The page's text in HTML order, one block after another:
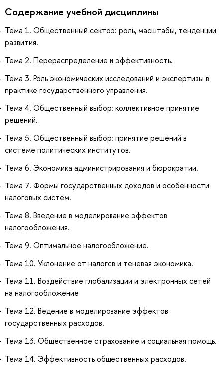
Содержание учебной дисциплины
Тема 1. Общественный сектор: роль, масштабы, тенденции
развития.
Тема 2. Перераспределение и эффективность.
Тема 3. Роль экономических исследований и экспертизы в
практике государственного управления.
Тема 4. Общественный выбор: коллективное принятие
решений.
Тема 5. Общественный выбор: принятие решений в
системе политических институтов.
Тема 6. Экономика администрирования и бюрократии.
Тема 7. Формы государственных доходов и особенности
налоговых систем.
Тема 8. Введение в моделирование эффектов
налогообложения.
Тема 9. Оптимальное налогообложение.
Тема 10. Уклонение от налогов и теневая экономика.
Тема 11. Воздействие глобализации и электронных сетей
на налогообложение
Тема 12. Ведение в моделирование эффектов
государственных расходов.
Тема 13. Общественное страхование и социальная помощь.
Тема 14. Эффективность общественных расходов.